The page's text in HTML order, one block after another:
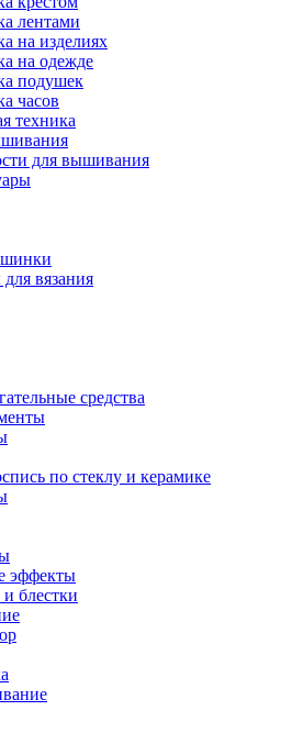
лентами
на изделиях
на одежде
подушек
часов
техника
для вышивания
вязания
средства
по стеклу и керамике
эффекты
и блестки